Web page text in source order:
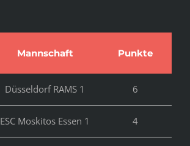
Mannschaft Punkte
Düsseldorf RAMS 1 6
ESC Moskitos Essen 1 4